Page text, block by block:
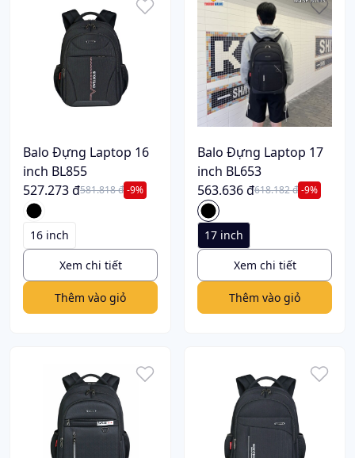
Balo Đựng Laptop 16
inch BL855
527.273 đ581.818 đ -9%
16 inch
Xem chi tiết
Thêm vào giỏ
Balo Đựng Laptop 17
inch BL653
563.636 đ618.182 đ -9%
17 inch
Xem chi tiết
Thêm vào giỏ